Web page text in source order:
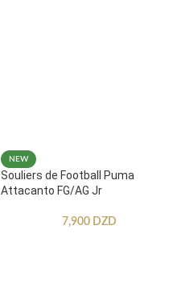
NEW
Souliers de Football Puma
Attacanto FG/AG Jr
7,900 DZD